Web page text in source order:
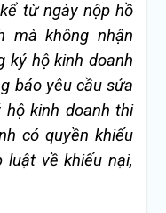
từ ngày nộp hồ
mà không nhận
ký hộ kinh doanh
báo yêu cầu sửa
kinh doanh thi
có quyền khiếu
luật về khiếu nại,